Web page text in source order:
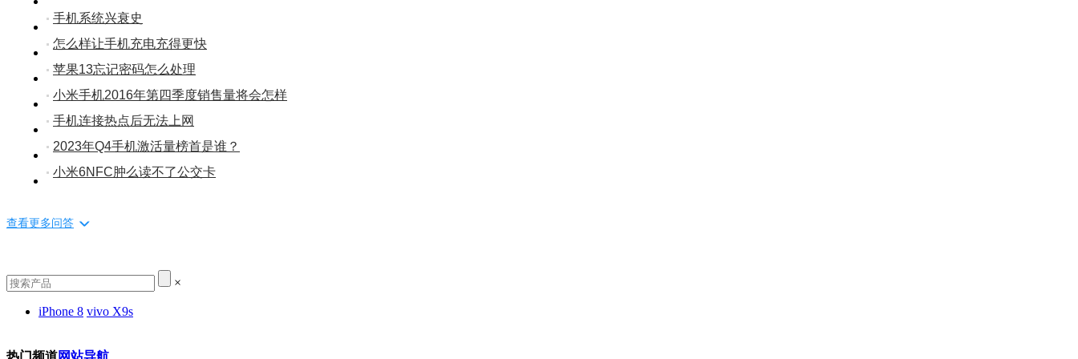
手机系统兴衰史
怎么样让手机充电充得更快
苹果13忘记密码怎么处理
小米手机2016年第四季度销售量将会怎样
手机连接热点后无法上网
2023年Q4手机激活量榜首是谁？
小米6NFC肿么读不了公交卡
查看更多问答
×
iPhone 8 vivo X9s